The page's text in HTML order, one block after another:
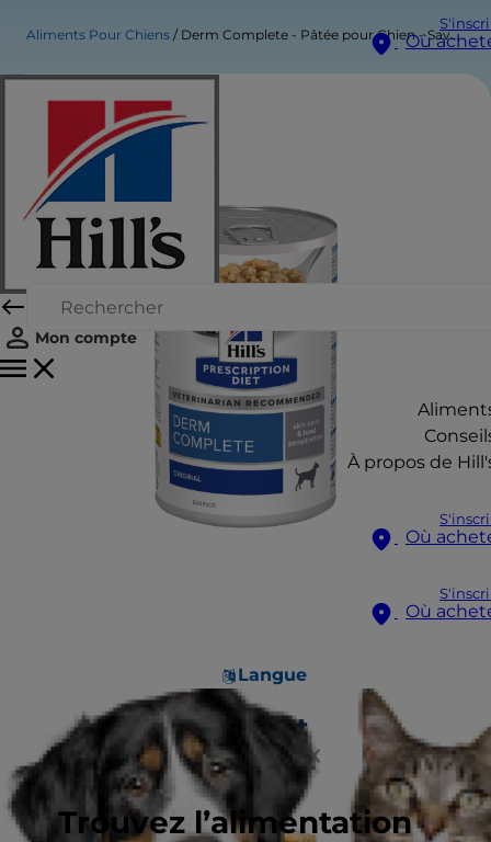
Où
Mon compte
À propos de
Où
Où
Langue
Trouvez l’alimentation
Aliments Pour Chiens Derm Complete - Pâtée pour Chien - Saveur Originale